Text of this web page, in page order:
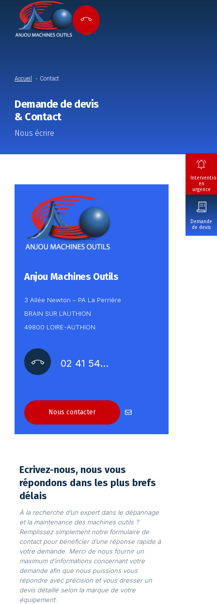
en
urgence
Demande
de devis
Accueil Contact
Demande de devis
& Contact
Nous écrire
Anjou Machines Outils
3 Allée Newton – PA La Perrière
BRAIN SUR L’AUTHION
49800 LOIRE-AUTHION
02 41 54…
Nous contacter
Ecrivez-nous, nous vous
répondons dans les plus brefs
délais
À la recherche d’un expert dans le dépannage
et la maintenance des machines outils ?
Remplissez simplement notre formulaire de
contact pour bénéficier d’une réponse rapide à
votre demande. Merci de nous fournir un
maximum d’informations concernant votre
demande afin que nous puissions vous
répondre avec précision et vous dresser un
devis détaillé selon la marque de votre
équipement.